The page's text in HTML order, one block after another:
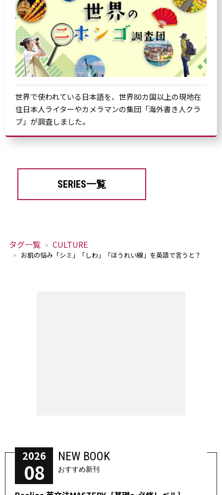
世界で使われている日本語を、世界80カ国以上の現地在
住日本人ライターやカメラマンの集団「海外書き人クラ
ブ」が調査しました。
SERIES一覧
タグ一覧 CULTURE
お肌の悩み「シミ」「しわ」「ほうれい線」を英語で言うと？
2026
08
NEW BOOK
おすすめ新刊